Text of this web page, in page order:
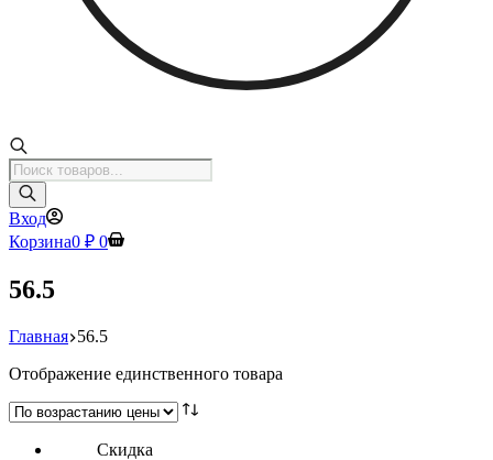
Поиск
товаров
Вход
Корзина0 ₽ 0
56.5
Главная 56.5
Отображение единственного товара
Скидка